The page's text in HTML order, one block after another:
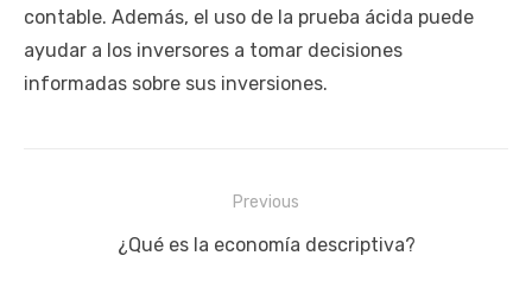
contable. Además, el uso de la prueba ácida puede
ayudar a los inversores a tomar decisiones
informadas sobre sus inversiones.
Previous
Previous
¿Qué es la economía descriptiva?